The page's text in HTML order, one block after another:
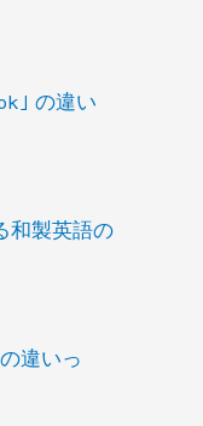
｣ の違い
和製英語の
違いっ